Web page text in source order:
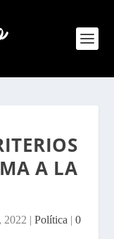
A LA
2022 | Política | 0